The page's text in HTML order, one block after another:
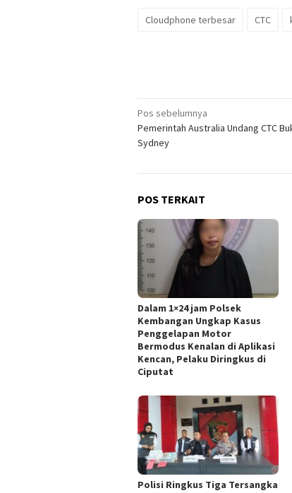
Cloudphone terbesar CTC
Navigasi
pos
Pos sebelumnya
Pemerintah Australia Undang CTC
Sydney
POS TERKAIT
Dalam 1×24 jam Polsek
Kembangan Ungkap Kasus
Penggelapan Motor
Bermodus Kenalan di Aplikasi
Kencan, Pelaku Diringkus di
Ciputat
Polisi Ringkus Tiga Tersangka